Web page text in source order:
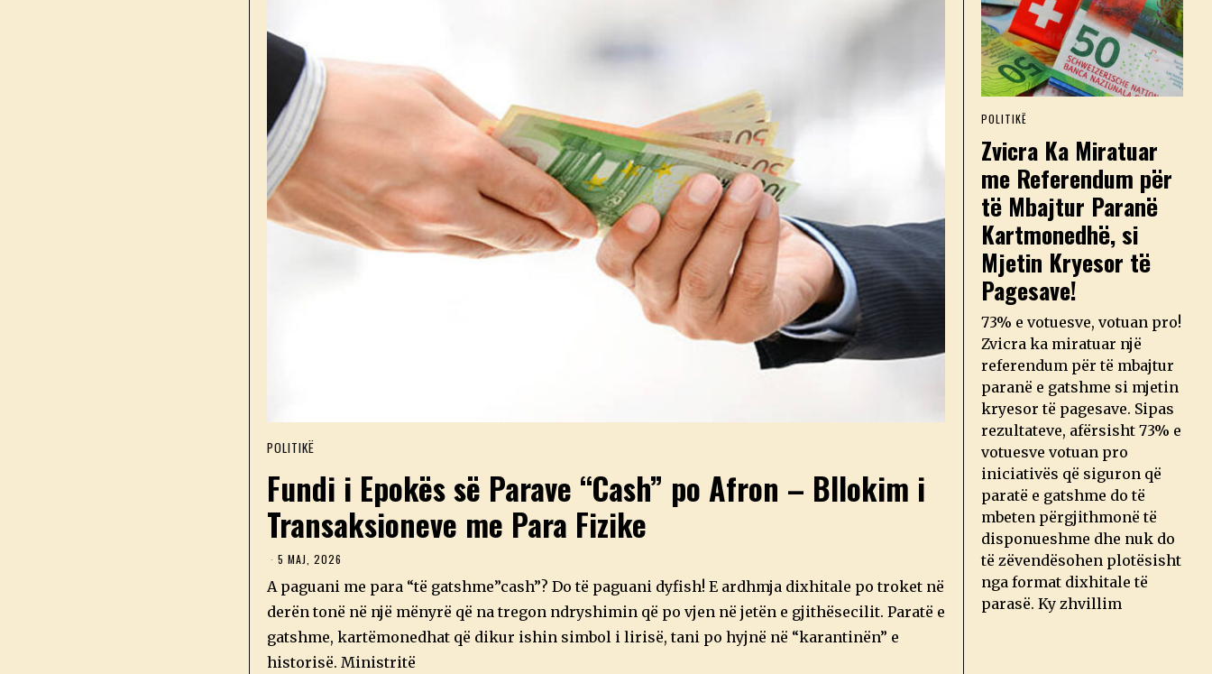
POLITIKË
Fundi i Epokës së Parave “Cash” po Afron – Bllokim i
Transaksioneve me Para Fizike
5 MAJ, 2026
A
J
,
2
0
2
A paguani me para “të gatshme”cash”? Do të paguani dyfish! E ardhmja dixhitale po troket në
derën tonë në një mënyrë që na tregon ndryshimin që po vjen në jetën e gjithësecilit. Paratë e
gatshme, kartëmonedhat që dikur ishin simbol i lirisë, tani po hyjnë në “karantinën” e
historisë. Ministritë
POLITIKË
Zvicra Ka Miratuar
me Referendum për
të Mbajtur Paranë
Kartmonedhë, si
Mjetin Kryesor të
Pagesave!
73% e votuesve, votuan pro!
Zvicra ka miratuar një
referendum për të mbajtur
paranë e gatshme si mjetin
kryesor të pagesave. Sipas
rezultateve, afërsisht 73% e
votuesve votuan pro
iniciativës që siguron që
paratë e gatshme do të
mbeten përgjithmonë të
disponueshme dhe nuk do
të zëvendësohen plotësisht
nga format dixhitale të
parasë. Ky zhvillim